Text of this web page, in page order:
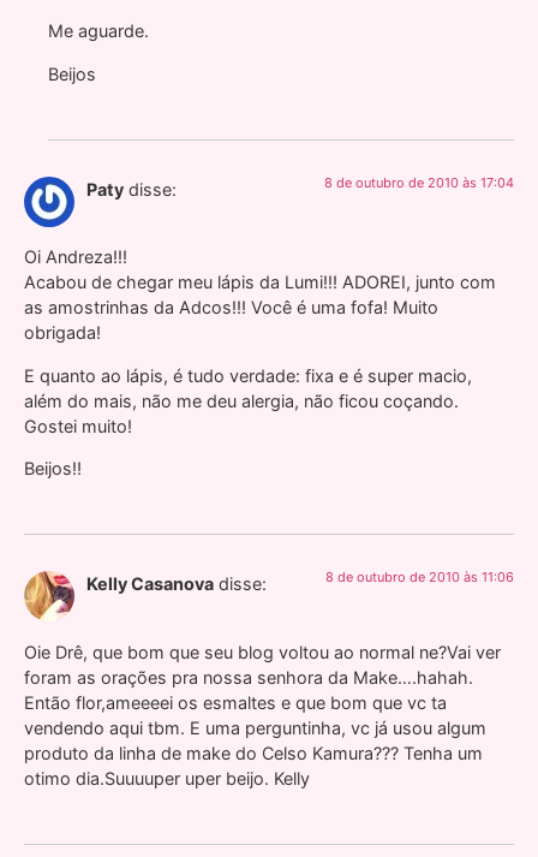
Me aguarde.
Beijos
Paty disse: 8 de outubro de 2010 às 17:04
Oi Andreza!!!
Acabou de chegar meu lápis da Lumi!!! ADOREI, junto com
as amostrinhas da Adcos!!! Você é uma fofa! Muito
obrigada!
E quanto ao lápis, é tudo verdade: fixa e é super macio,
além do mais, não me deu alergia, não ficou coçando.
Gostei muito!
Beijos!!
Kelly Casanova disse: 8 de outubro de 2010 às 11:06
Oie Drê, que bom que seu blog voltou ao normal ne?Vai ver
foram as orações pra nossa senhora da Make….hahah.
Então flor,ameeeei os esmaltes e que bom que vc ta
vendendo aqui tbm. E uma perguntinha, vc já usou algum
produto da linha de make do Celso Kamura??? Tenha um
otimo dia.Suuuuper uper beijo. Kelly